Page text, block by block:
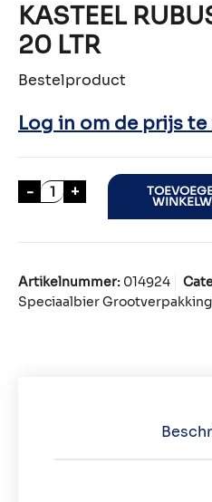
KASTEEL
20 LTR
Bestelproduct
Log in om de prijs te
- KASTEEL RUBUS
+
Artikelnummer: 014924
Speciaalbier